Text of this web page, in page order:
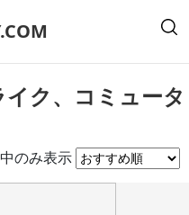
ク、コミュータ
のみ表示